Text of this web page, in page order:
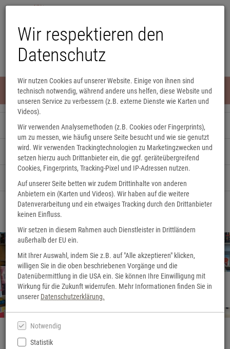
Wir respektieren den
Datenschutz
Wir nutzen Cookies auf unserer Website. Einige von ihnen sind
technisch notwendig, während andere uns helfen, diese Website und
unseren Service zu verbessern (z.B. externe Dienste wie Karten und
Videos).
Wir verwenden Analysemethoden (z.B. Cookies oder Fingerprints),
um zu messen, wie häufig unsere Seite besucht und wie sie genutzt
wird. Wir verwenden Trackingtechnologien zu Marketingzwecken und
setzen hierzu auch Drittanbieter ein, die ggf. geräteübergreifend
Cookies, Fingerprints, Tracking-Pixel und IP-Adressen nutzen.
Auf unserer Seite betten wir zudem Drittinhalte von anderen
Anbietern ein (Karten und Videos). Wir haben auf die weitere
Datenverarbeitung und ein etwaiges Tracking durch den Drittanbieter
keinen Einfluss.
Wir setzen in diesem Rahmen auch Dienstleister in Drittländern
außerhalb der EU ein.
Mit Ihrer Auswahl, indem Sie z.B. auf "Alle akzeptieren" klicken,
willigen Sie in die oben beschriebenen Vorgänge und die
Datenübermittlung in die USA ein. Sie können Ihre Einwilligung mit
Wirkung für die Zukunft widerrufen. Mehr Informationen finden Sie in
unserer Datenschutzerklärung.
Notwendig
Statistik
Menü 0
Unsere Veranstaltungen
Eine Nacht in der Buchhandlung
Raumbuchung
Herzlich Willkommen
Hier geht's zu unserem 3D-Rundgang